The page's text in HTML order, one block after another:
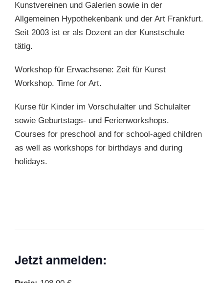
Kunstvereinen und Galerien sowie in der
Allgemeinen Hypothekenbank und der Art Frankfurt.
Seit 2003 ist er als Dozent an der Kunstschule
tätig.
Workshop für Erwachsene: Zeit für Kunst
Workshop. Time for Art.
Kurse für Kinder im Vorschulalter und Schulalter
sowie Geburtstags- und Ferienworkshops.
Courses for preschool and for school-aged children
as well as workshops for birthdays and during
holidays.
Jetzt anmelden: